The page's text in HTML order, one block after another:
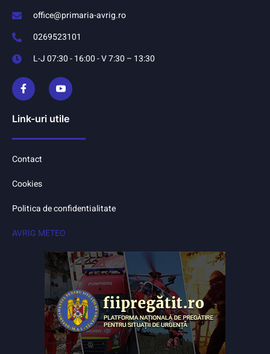
office@primaria-avrig.ro
0269523101
L-J 07:30 - 16:00 - V 7:30 – 13:30
Link-uri utile
Contact
Cookies
Politica de confidentialitate
AVRIG METEO